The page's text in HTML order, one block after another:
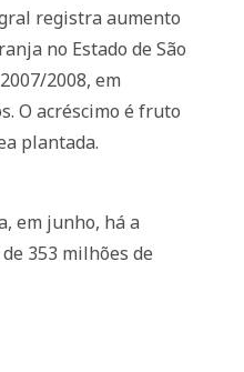
registra aumento
no Estado de São
2008, em
O acréscimo é fruto
plantada.
em junho, há a
353 milhões de